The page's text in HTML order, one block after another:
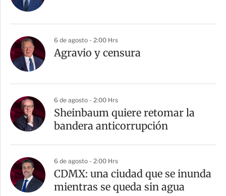
6 de agosto - 2:00 Hrs
Agravio y censura
6 de agosto - 2:00 Hrs
Sheinbaum quiere retomar la
bandera anticorrupción
6 de agosto - 2:00 Hrs
CDMX: una ciudad que se inunda
mientras se queda sin agua